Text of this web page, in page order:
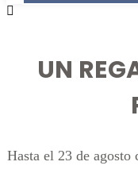
UN
Hasta el 23 de